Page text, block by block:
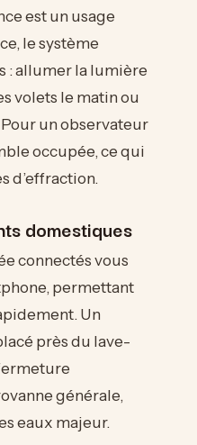
est un usage
le système
: allumer la lumière
volets le matin ou
un observateur
occupée, ce qui
d’effraction.
domestiques
connectés vous
permettant
Un
près du lave-
générale,
eaux majeur.